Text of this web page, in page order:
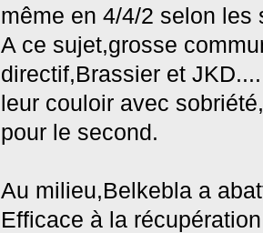
même en 4/4/2 selon les
A ce sujet,grosse
directif,Brassier et
leur couloir avec
pour le second.
Au milieu,Belkebla a
Efficace à la